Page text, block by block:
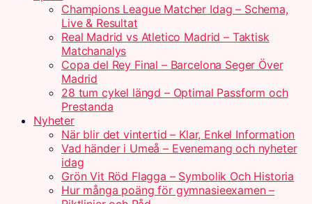
Champions League Matcher Idag – Schema,
Live & Resultat
Real Madrid vs Atletico Madrid – Taktisk
Matchanalys
Copa del Rey Final – Barcelona Seger Över
Madrid
28 tum cykel längd – Optimal Passform och
Prestanda
Nyheter
När blir det vintertid – Klar, Enkel Information
Vad händer i Umeå – Evenemang och nyheter
idag
Grön Vit Röd Flagga – Symbolik Och Historia
Hur många poäng för gymnasieexamen –